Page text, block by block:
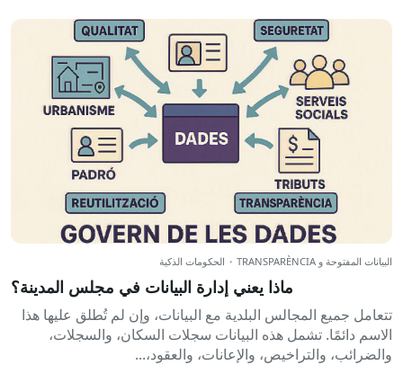
البيانات المفتوحة و TRANSPARÈNCIA · الحكومات الذكية
ماذا يعني إدارة البيانات في مجلس المدينة؟
تتعامل جميع المجالس البلدية مع البيانات، وإن لم تُطلق عليها هذا
الاسم دائمًا. تشمل هذه البيانات سجلات السكان، والسجلات،
والضرائب، والتراخيص، والإعانات، والعقود،...